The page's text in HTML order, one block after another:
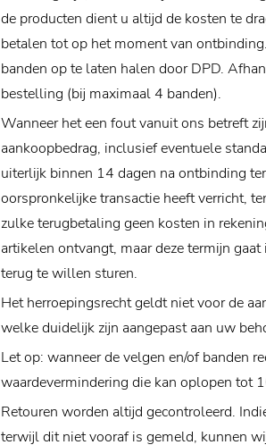
de producten dient u altijd de kosten te
betalen tot op het moment van
banden op te laten halen door DPD.
bestelling (bij maximaal 4 banden).
Wanneer het een fout vanuit ons betreft
aankoopbedrag, inclusief eventuele
uiterlijk binnen 14 dagen na ontbinding
oorspronkelijke transactie heeft verricht,
zulke terugbetaling geen kosten in
artikelen ontvangt, maar deze termijn
terug te willen sturen.
Het herroepingsrecht geldt niet voor de
welke duidelijk zijn aangepast aan uw
Let op: wanneer de velgen en/of banden
waardevermindering die kan oplopen tot
Retouren worden altijd gecontroleerd.
terwijl dit niet vooraf is gemeld, kunnen